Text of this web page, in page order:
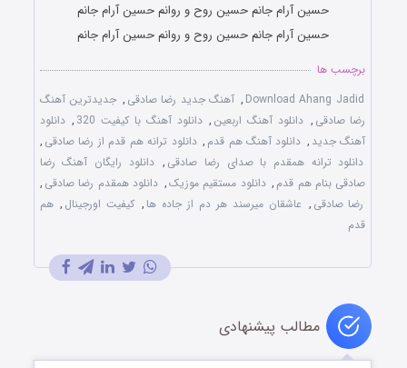
حسین آرام جانم حسین روح و روانم حسین آرام جانم
حسین آرام جانم حسین روح و روانم حسین آرام جانم
برچسب ها
Download Ahang Jadid
, آهنگ جدید رضا صادقی , جدیدترین آهنگ
رضا صادقی , دانلود آهنگ اربعین , دانلود آهنگ با کیفیت 320 , دانلود
آهنگ جدید , دانلود آهنگ هم قدم , دانلود ترانه هم قدم از رضا صادقی ,
دانلود ترانه همقدم با صدای رضا صادقی , دانلود رایگان آهنگ رضا
صادقی بنام هم قدم , دانلود مستقیم موزیک, دانلود همقدم رضا صادقی ,
رضا صادقی , عاشقان میرسند هر دم از جاده ها , کیفیت اورجینال , هم
قدم
مطالب پیشنهادی